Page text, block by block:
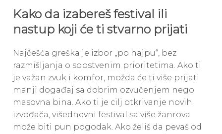
Kako da izabereš festival ili
nastup koji će ti stvarno prijati
Najčešća greška je izbor „po hajpu“, bez
razmišljanja o sopstvenim prioritetima. Ako ti
je važan zvuk i komfor, možda će ti više prijati
manji događaj sa dobrim ozvučenjem nego
masovna bina. Ako ti je cilj otkrivanje novih
izvođača, višednevni festival sa više žanrova
može biti pun pogodak. Ako želiš da pevaš od